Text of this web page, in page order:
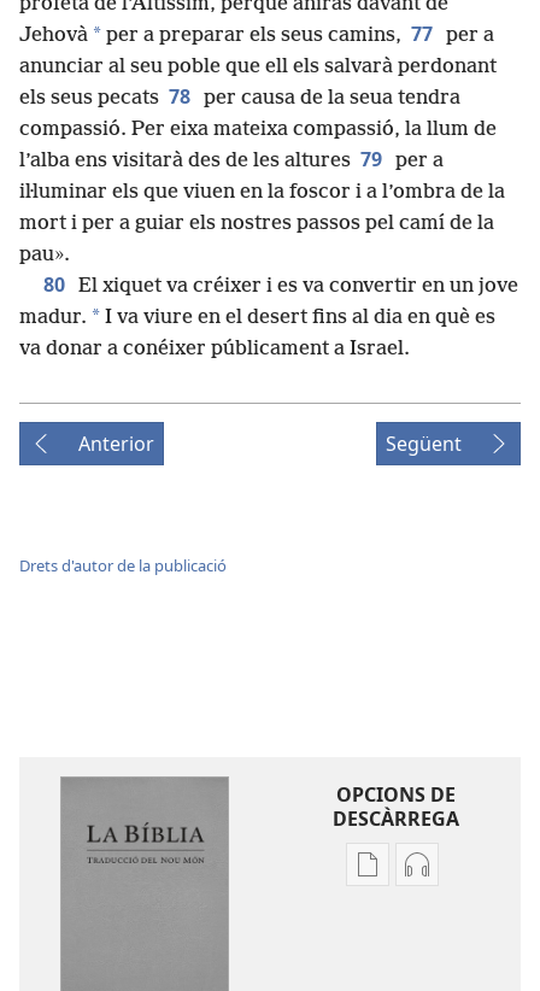
profeta de l’Altíssim, perquè aniràs davant de
Jehovà * per a preparar els seus camins, 77 per a
anunciar al seu poble que ell els salvarà perdonant
els seus pecats 78 per causa de la seua tendra
compassió. Per eixa mateixa compassió, la llum de
l’alba ens visitarà des de les altures 79 per a
il·luminar els que viuen en la foscor i a l’ombra de la
mort i per a guiar els nostres passos pel camí de la
pau».
80 El xiquet va créixer i es va convertir en un jove
madur. * I va viure en el desert fins al dia en què es
va donar a conéixer públicament a Israel.
Anterior Següent
Drets d'autor de la publicació
OPCIONS DE
DESCÀRREGA
OpcionsOpcions